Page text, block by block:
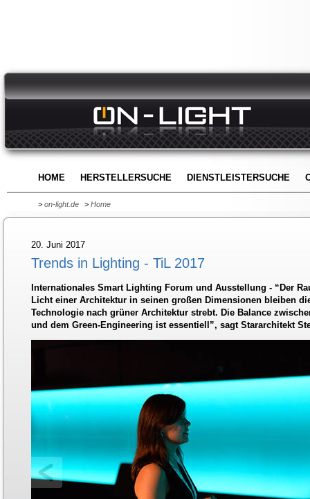
HOME HERSTELLERSUCHE DIENSTLEISTERSUCHE
> on-light.de > Home
20. Juni 2017
Trends in Lighting - TiL 2017
Internationales Smart Lighting Forum und Ausstellung - “Der
Licht einer Architektur in seinen großen Dimensionen bleiben
Technologie nach grüner Architektur strebt. Die Balance
und dem Green-Engineering ist essentiell”, sagt Stararchitekt